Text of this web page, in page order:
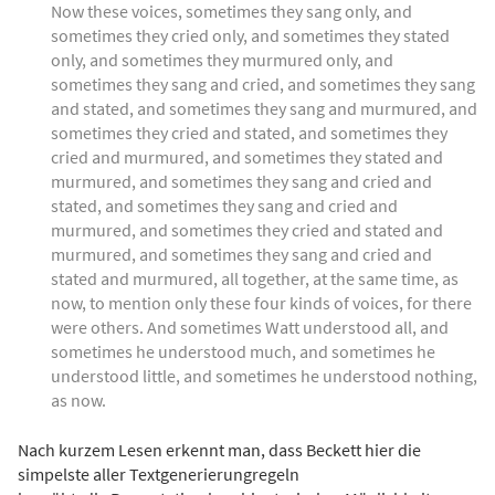
Now these voices, sometimes they sang only, and
sometimes they cried only, and sometimes they stated
only, and sometimes they murmured only, and
sometimes they sang and cried, and sometimes they sang
and stated, and sometimes they sang and murmured, and
sometimes they cried and stated, and sometimes they
cried and murmured, and sometimes they stated and
murmured, and sometimes they sang and cried and
stated, and sometimes they sang and cried and
murmured, and sometimes they cried and stated and
murmured, and sometimes they sang and cried and
stated and murmured, all together, at the same time, as
now, to mention only these four kinds of voices, for there
were others. And sometimes Watt understood all, and
sometimes he understood much, and sometimes he
understood little, and sometimes he understood nothing,
as now.
Nach kurzem Lesen erkennt man, dass Beckett hier die
simpelste aller Textgenerierungregeln